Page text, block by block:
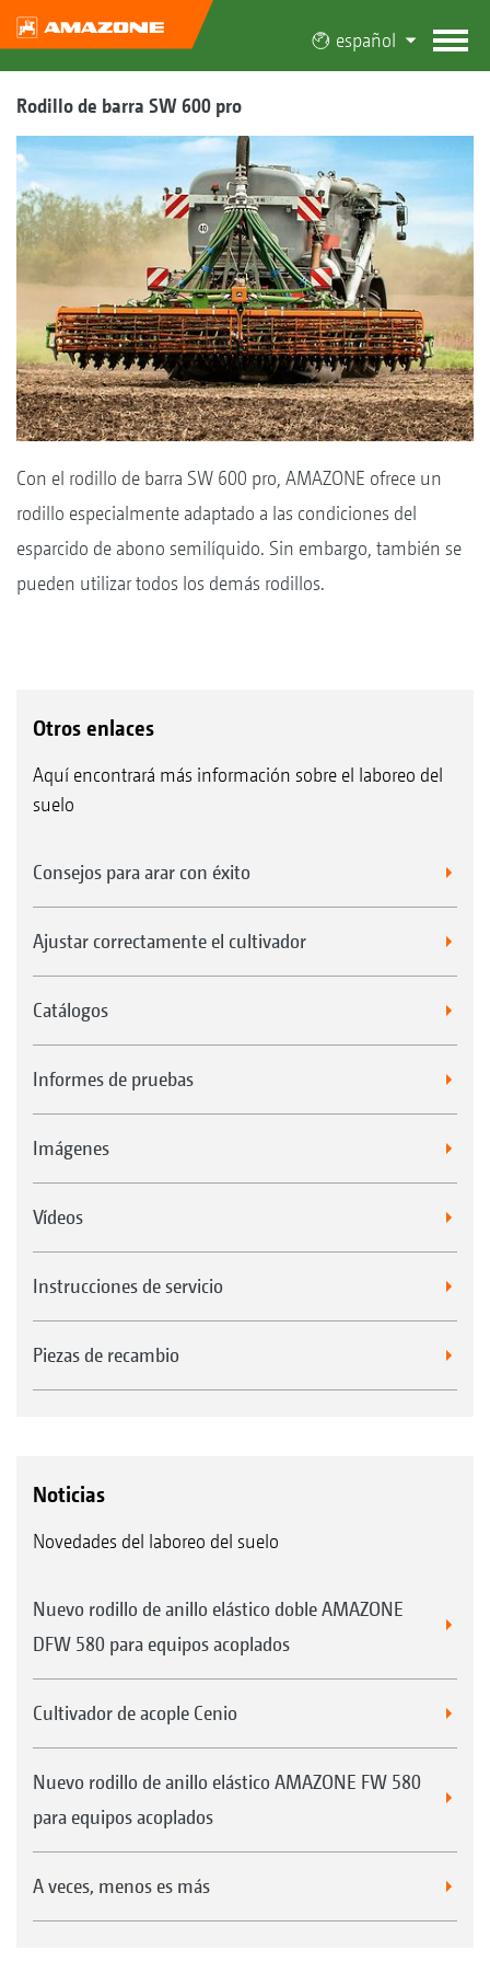
español
Rodillo de barra SW 600 pro
Con el rodillo de barra SW 600 pro, AMAZONE ofrece un
rodillo especialmente adaptado a las condiciones del
esparcido de abono semilíquido. Sin embargo, también se
pueden utilizar todos los demás rodillos.
Otros enlaces
Aquí encontrará más información sobre el laboreo del
suelo
Consejos para arar con éxito
Ajustar correctamente el cultivador
Catálogos
Informes de pruebas
Imágenes
Vídeos
Instrucciones de servicio
Piezas de recambio
Noticias
Novedades del laboreo del suelo
Nuevo rodillo de anillo elástico doble AMAZONE
DFW 580 para equipos acoplados
Cultivador de acople Cenio
Nuevo rodillo de anillo elástico AMAZONE FW 580
para equipos acoplados
A veces, menos es más